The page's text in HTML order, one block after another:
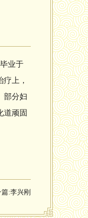
业于
上，
部分妇
道顽固
篇:李兴刚